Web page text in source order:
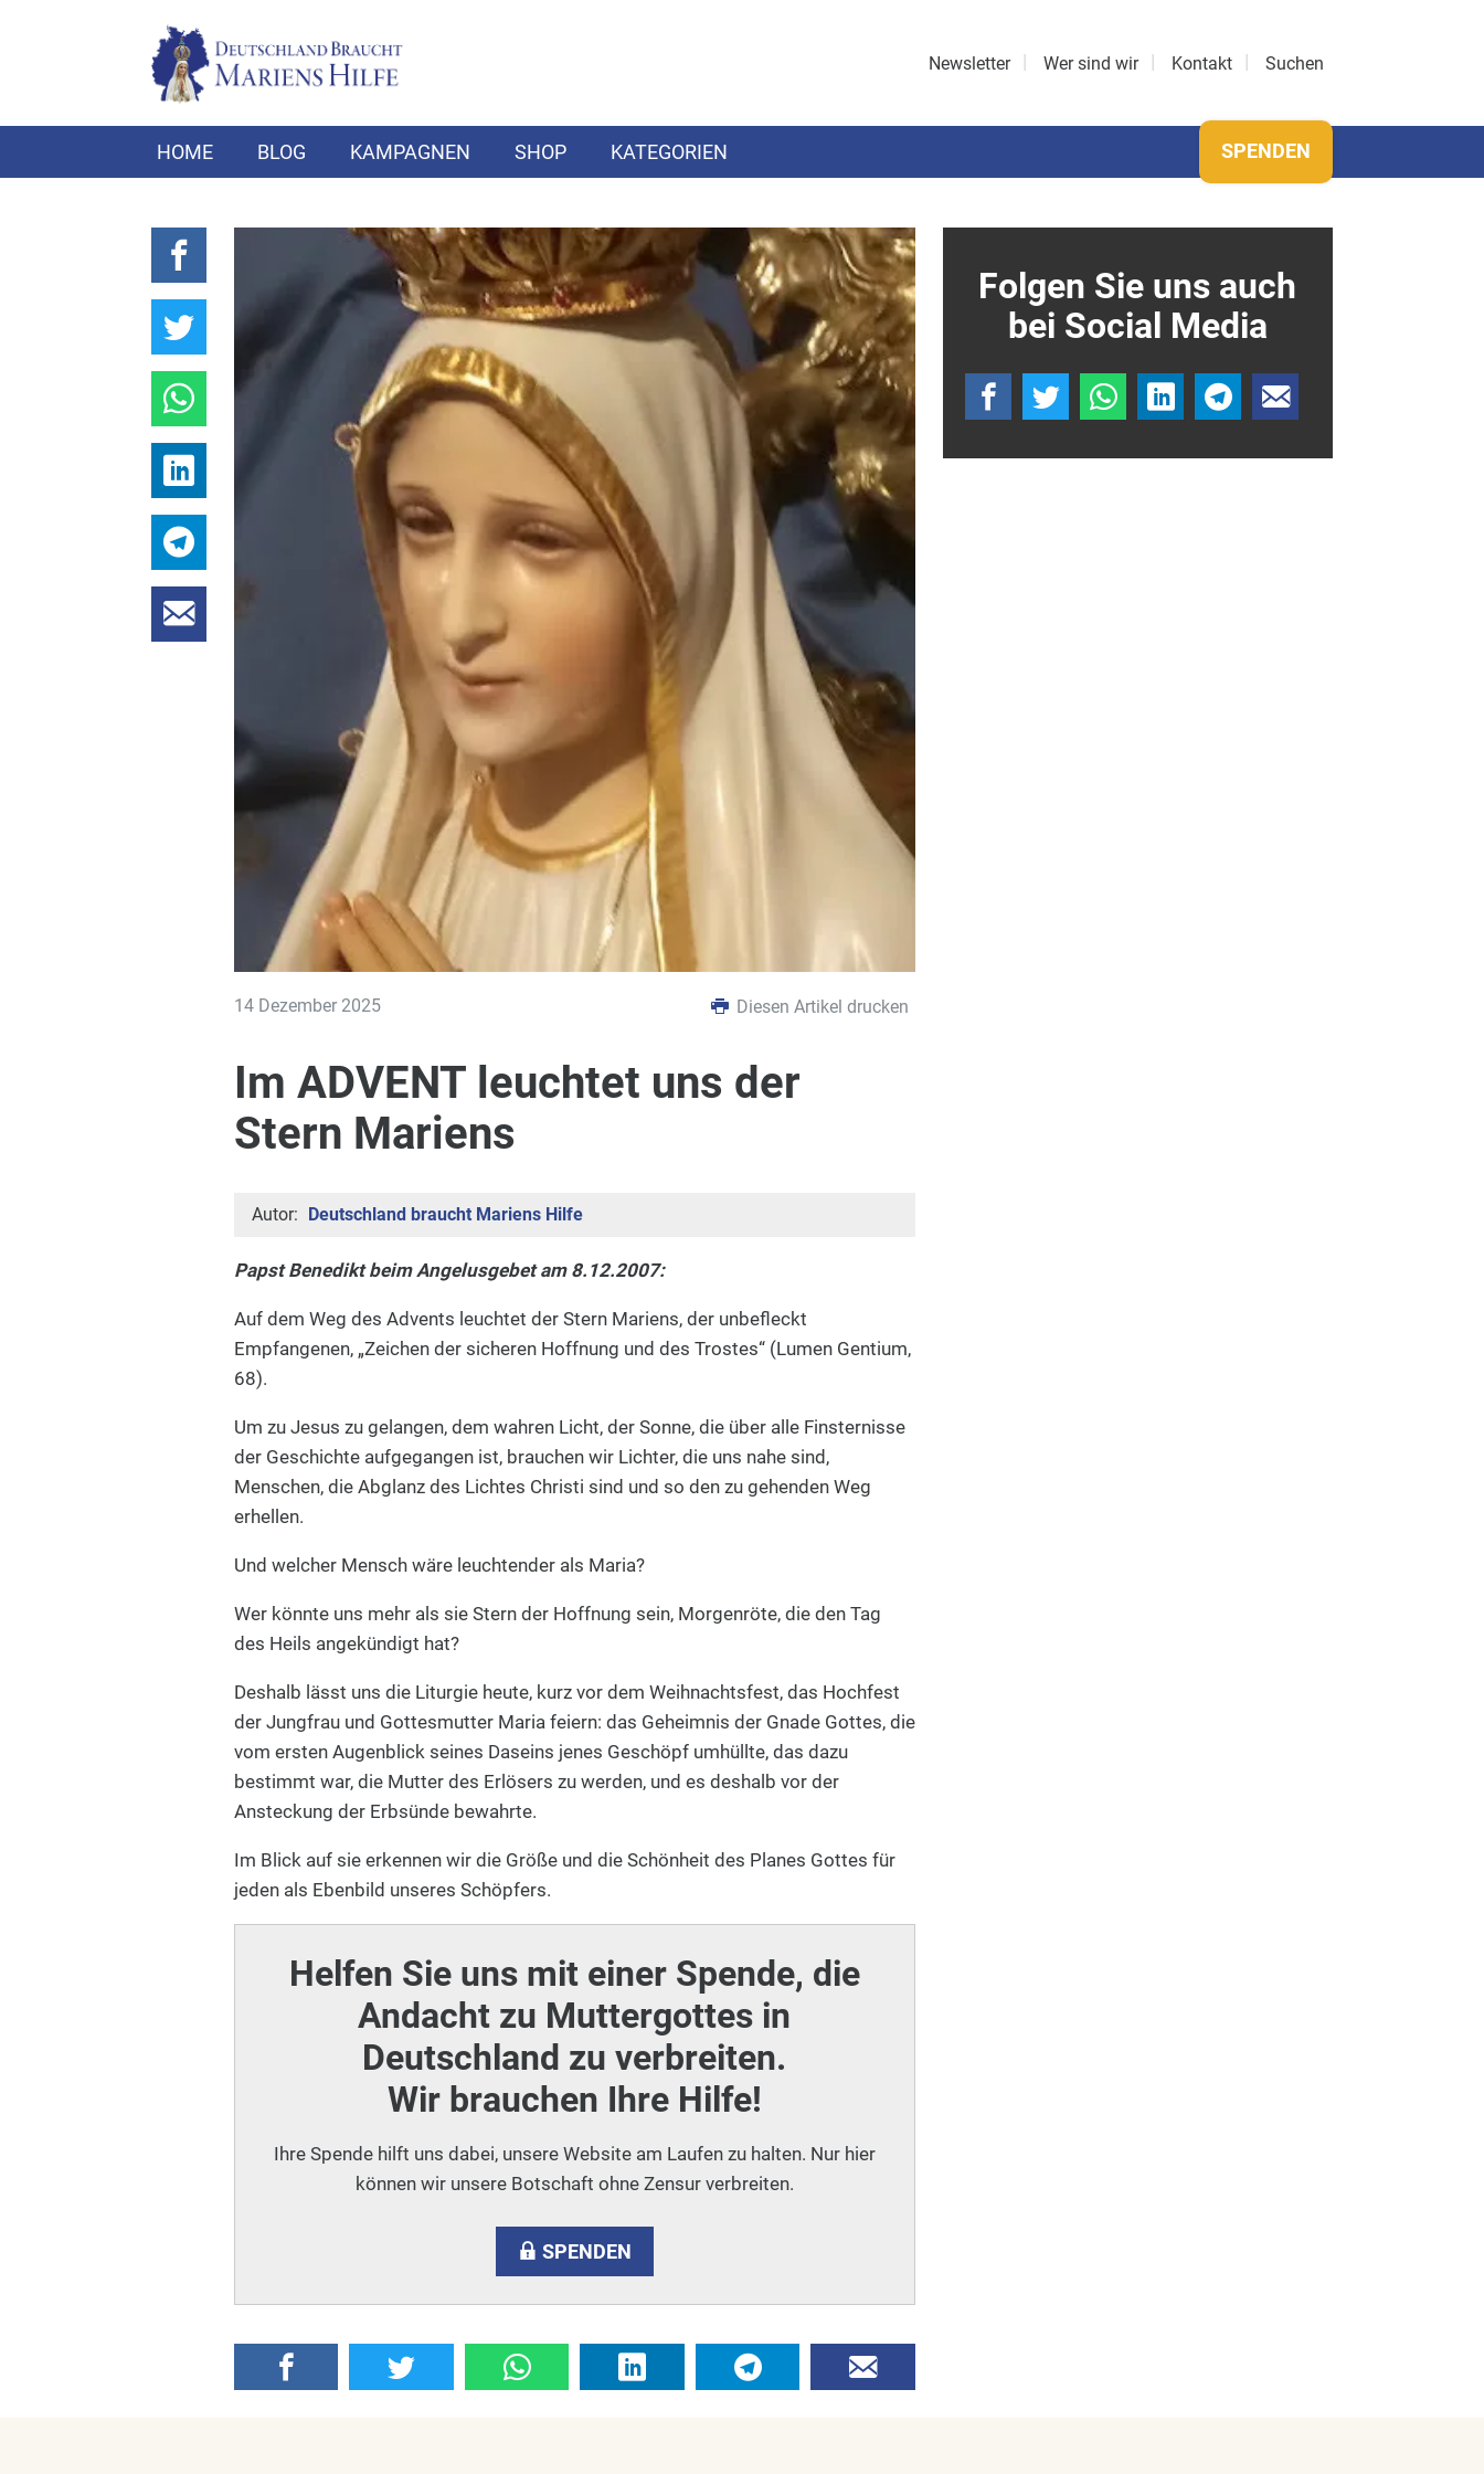
Newsletter Wer sind wir Kontakt Suchen
HOME BLOG KAMPAGNEN SHOP KATEGORIEN SPENDEN
14 Dezember 2025 Diesen Artikel drucken
Im ADVENT leuchtet uns der
Stern Mariens
Autor: Deutschland braucht Mariens Hilfe
Papst Benedikt beim Angelusgebet am 8.12.2007:
Auf dem Weg des Advents leuchtet der Stern Mariens, der unbefleckt
Empfangenen, „Zeichen der sicheren Hoffnung und des Trostes“ (Lumen Gentium,
68).
Um zu Jesus zu gelangen, dem wahren Licht, der Sonne, die über alle Finsternisse
der Geschichte aufgegangen ist, brauchen wir Lichter, die uns nahe sind,
Menschen, die Abglanz des Lichtes Christi sind und so den zu gehenden Weg
erhellen.
Und welcher Mensch wäre leuchtender als Maria?
Wer könnte uns mehr als sie Stern der Hoffnung sein, Morgenröte, die den Tag
des Heils angekündigt hat?
Deshalb lässt uns die Liturgie heute, kurz vor dem Weihnachtsfest, das Hochfest
der Jungfrau und Gottesmutter Maria feiern: das Geheimnis der Gnade Gottes, die
vom ersten Augenblick seines Daseins jenes Geschöpf umhüllte, das dazu
bestimmt war, die Mutter des Erlösers zu werden, und es deshalb vor der
Ansteckung der Erbsünde bewahrte.
Im Blick auf sie erkennen wir die Größe und die Schönheit des Planes Gottes für
jeden als Ebenbild unseres Schöpfers.
Helfen Sie uns mit einer Spende, die
Andacht zu Muttergottes in
Deutschland zu verbreiten.
Wir brauchen Ihre Hilfe!
Ihre Spende hilft uns dabei, unsere Website am Laufen zu halten. Nur hier
können wir unsere Botschaft ohne Zensur verbreiten.
SPENDEN
Folgen Sie uns auch
bei Social Media